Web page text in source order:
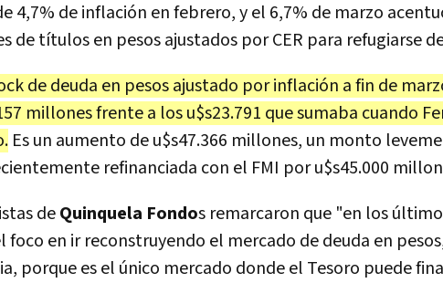
4,7% de inflación en febrero, y el 6,7% de marzo
de títulos en pesos ajustados por CER para refugiarse
de deuda en pesos ajustado por inflación a fin de
millones frente a los u$s23.791 que sumaba cuando
Es un aumento de u$s47.366 millones, un monto
refinanciada con el FMI por u$s45.000
deQuinquela Fondos remarcaron que "en los
foco en ir reconstruyendo el mercado de deuda en
porque es el único mercado donde el Tesoro puede